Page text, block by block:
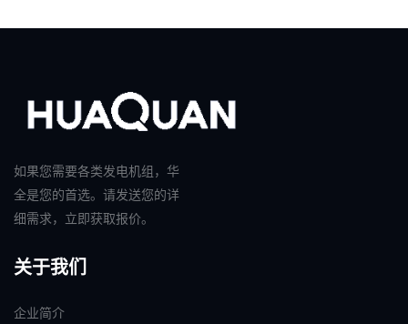
如果您需要各类发电机组，华
全是您的首选。请发送您的详
细需求，立即获取报价。
关于我们
企业简介